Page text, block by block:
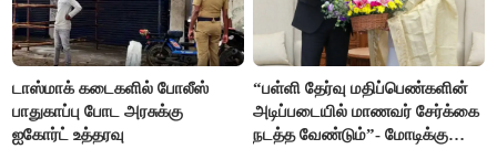
டாஸ்மாக் கடைகளில் போலீஸ்
பாதுகாப்பு போட அரசுக்கு
ஐகோர்ட் உத்தரவு
“பள்ளி தேர்வு மதிப்பெண்களின்
அடிப்படையில் மாணவர் சேர்க்கை
நடத்த வேண்டும்”- மோடிக்கு